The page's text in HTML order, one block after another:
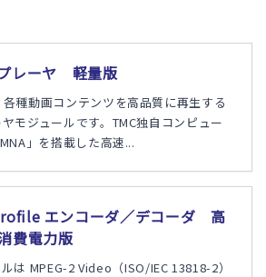
レーヤ 軽量版
種動画コンテンツを高品質に再生する
モジュールです。TMC独自コンピュー
」を搭載した高速...
エンコーダ／デコーダ 高
費電力版
は MPEG-2 Video（ISO/IEC 13818-2）